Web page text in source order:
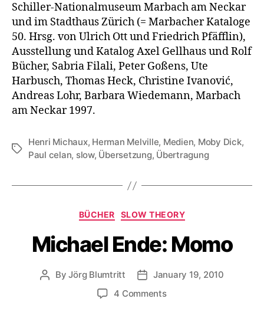
Schiller-Nationalmuseum Marbach am Neckar
und im Stadthaus Zürich (= Marbacher Kataloge
50. Hrsg. von Ulrich Ott und Friedrich Pfäfflin),
Ausstellung und Katalog Axel Gellhaus und Rolf
Bücher, Sabria Filali, Peter Goßens, Ute
Harbusch, Thomas Heck, Christine Ivanović,
Andreas Lohr, Barbara Wiedemann, Marbach
am Neckar 1997.
Tags
Henri Michaux, Herman Melville, Medien, Moby Dick,
Paul celan, slow, Übersetzung, Übertragung
Categories
BÜCHER SLOW THEORY
Michael Ende: Momo
PostByJörg Blumtritt
PostJanuary 19, 2010
4 Commentson